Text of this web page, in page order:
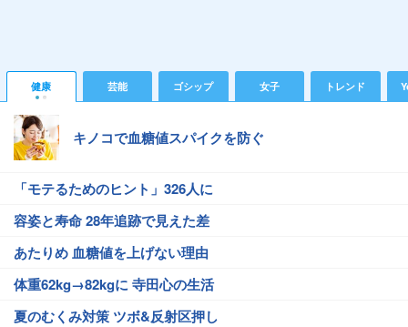
健康 芸能 ゴシップ 女子 トレンド
キノコで血糖値スパイクを防ぐ
「モテるためのヒント」326人に
容姿と寿命 28年追跡で見えた差
あたりめ 血糖値を上げない理由
体重62kg→82kgに 寺田心の生活
夏のむくみ対策 ツボ&反射区押し